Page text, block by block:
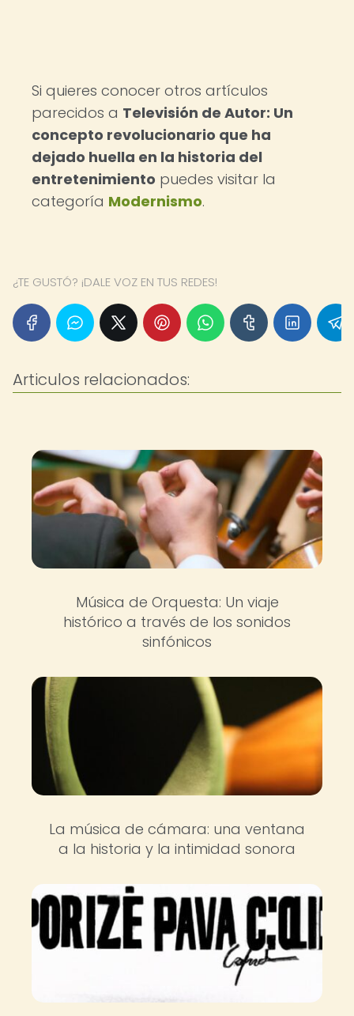
Si quieres conocer otros artículos
parecidos a Televisión de Autor: Un
concepto revolucionario que ha
dejado huella en la historia del
entretenimiento puedes visitar la
categoría Modernismo.
¿TE GUSTÓ? ¡DALE VOZ EN TUS REDES!
Articulos relacionados:
Música de Orquesta: Un viaje
histórico a través de los sonidos
sinfónicos
La música de cámara: una ventana
a la historia y la intimidad sonora